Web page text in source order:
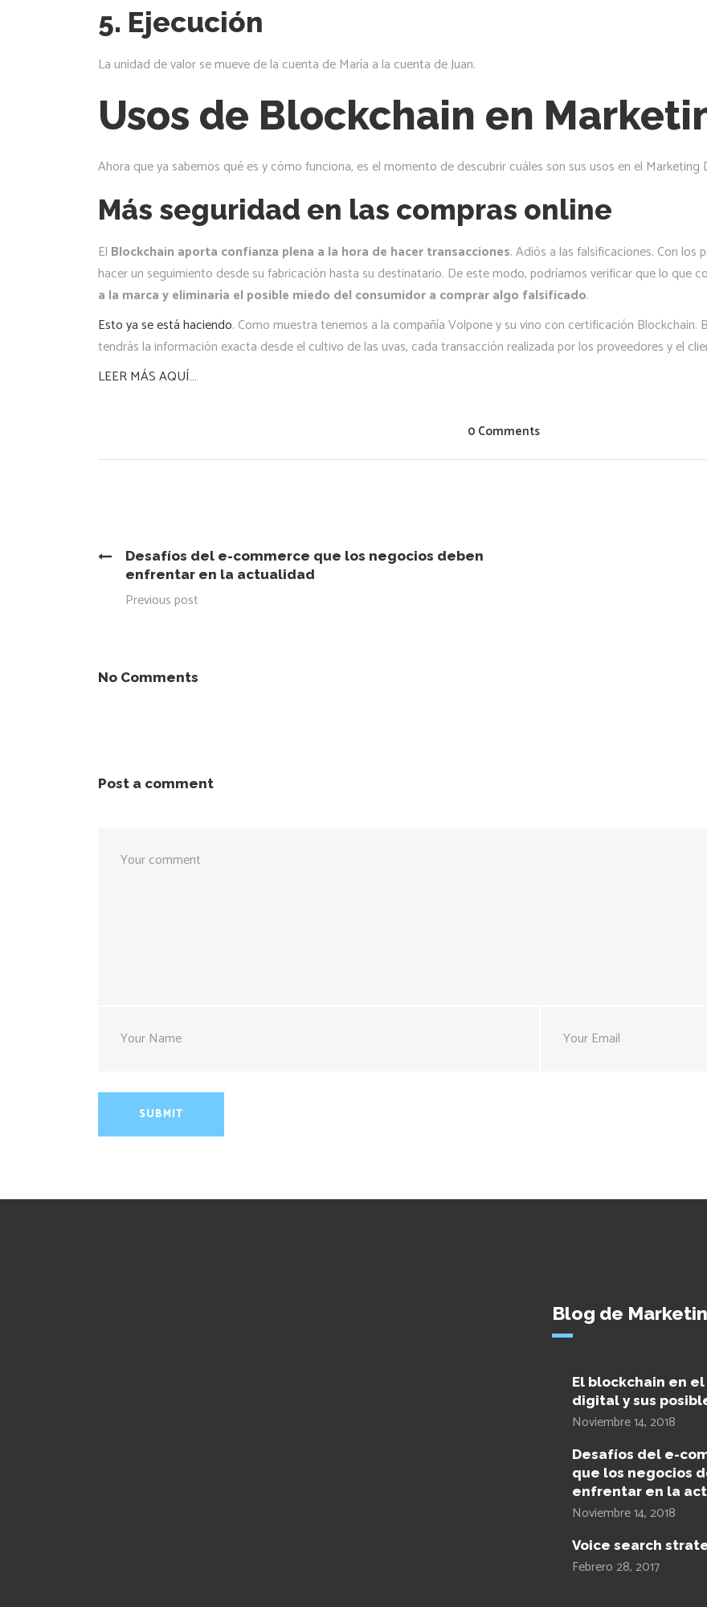
5. Ejecución
La unidad de valor se mueve de la cuenta de María a la cuenta de Juan.
Usos de Blockchain en
Ahora que ya sabemos qué es y cómo funciona, es el momento de descubrir cuáles son sus usos en el
Más seguridad en las compras online
El Blockchain aporta confianza plena a la hora de hacer transacciones. Adiós a las falsificaciones. Con
hacer un seguimiento desde su fabricación hasta su destinatario. De este modo, podríamos verificar que lo que
a la marca y eliminaría el posible miedo del consumidor a comprar algo falsificado.
Esto ya se está haciendo. Como muestra tenemos a la compañía Volpone y su vino con certificación
tendrás la información exacta desde el cultivo de las uvas, cada transacción realizada por los proveedores y el
LEER MÁS AQUÍ…
0 Comments
Desafíos del e-commerce que los negocios deben
enfrentar en la actualidad
Previous post
No Comments
Post a comment
Blog de
El blockchain en
digital y sus
Noviembre 14, 2018
Desafíos del e-
que los negocios
enfrentar en la
Noviembre 14, 2018
Voice search
Febrero 28, 2017